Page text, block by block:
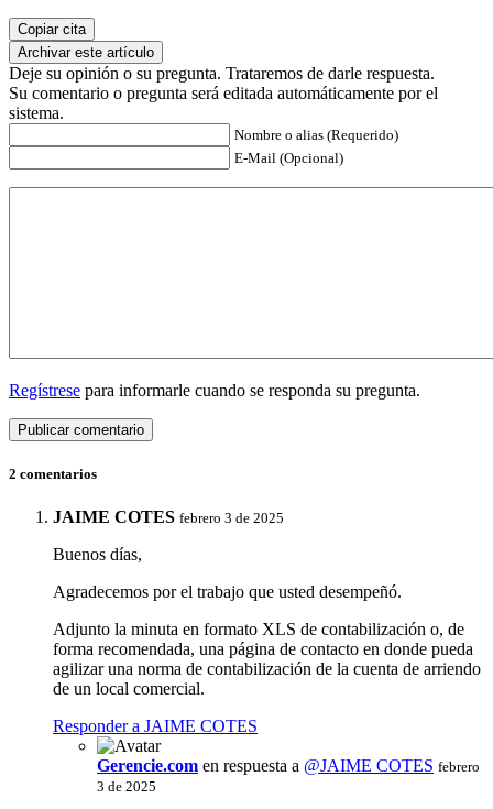
Copiar cita
Archivar este artículo
Deje su opinión o su pregunta. Trataremos de darle respuesta.
Su comentario o pregunta será editada automáticamente por el
sistema.
Nombre o alias (Requerido)
E-Mail (Opcional)
Regístrese para informarle cuando se responda su pregunta.
2 comentarios
JAIME COTES febrero 3 de 2025
Buenos días,
Agradecemos por el trabajo que usted desempeñó.
Adjunto la minuta en formato XLS de contabilización o, de
forma recomendada, una página de contacto en donde pueda
agilizar una norma de contabilización de la cuenta de arriendo
de un local comercial.
Responder a JAIME COTES
Gerencie.com en respuesta a @JAIME COTES febrero
3 de 2025